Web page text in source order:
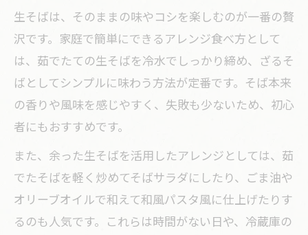
生そばは、そのままの味やコシを楽しむのが一番の贅
沢です。家庭で簡単にできるアレンジ食べ方として
は、茹でたての生そばを冷水でしっかり締め、ざるそ
ばとしてシンプルに味わう方法が定番です。そば本来
の香りや風味を感じやすく、失敗も少ないため、初心
者にもおすすめです。
また、余った生そばを活用したアレンジとしては、茹
でたそばを軽く炒めてそばサラダにしたり、ごま油や
オリーブオイルで和えて和風パスタ風に仕上げたりす
るのも人気です。これらは時間がない日や、冷蔵庫の